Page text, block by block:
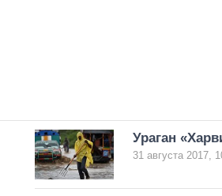
Ураган
31 августа 2017,